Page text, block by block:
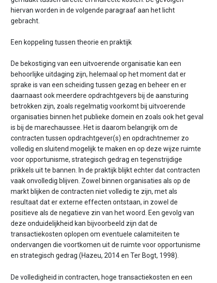
hiervan worden in de volgende paragraaf aan het licht
gebracht.
Een koppeling tussen theorie en praktijk
De bekostiging van een uitvoerende organisatie kan een
behoorlijke uitdaging zijn, helemaal op het moment dat er
sprake is van een scheiding tussen gezag en beheer en er
daarnaast ook meerdere opdrachtgevers bij de aansturing
betrokken zijn, zoals regelmatig voorkomt bij uitvoerende
organisaties binnen het publieke domein en zoals ook het geval
is bij de marechaussee. Het is daarom belangrijk om de
contracten tussen opdrachtgever(s) en opdrachtnemer zo
volledig en sluitend mogelijk te maken en op deze wijze ruimte
voor opportunisme, strategisch gedrag en tegenstrijdige
prikkels uit te bannen. In de praktijk blijkt echter dat contracten
vaak onvolledig blijven. Zowel binnen organisaties als op de
markt blijken de contracten niet volledig te zijn, met als
resultaat dat er externe effecten ontstaan, in zowel de
positieve als de negatieve zin van het woord. Een gevolg van
deze onduidelijkheid kan bijvoorbeeld zijn dat de
transactiekosten oplopen om eventuele calamiteiten te
ondervangen die voortkomen uit de ruimte voor opportunisme
en strategisch gedrag (Hazeu, 2014 en Ter Bogt, 1998).
De volledigheid in contracten, hoge transactiekosten en een